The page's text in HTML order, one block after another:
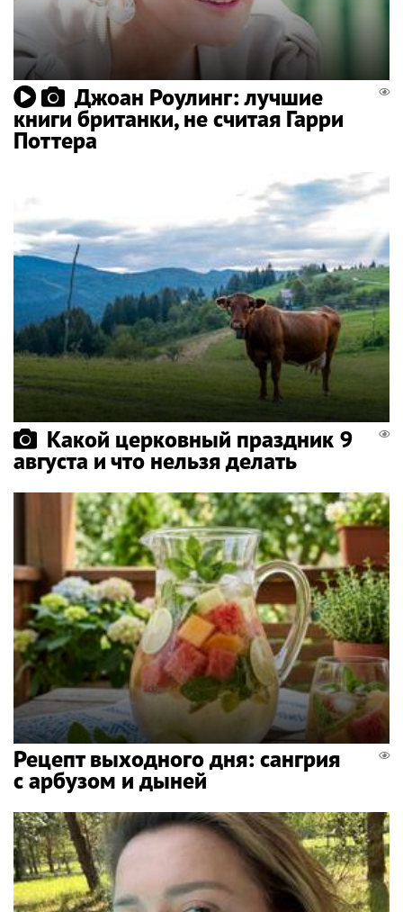
Джоан Роулинг: лучшие
книги британки, не считая Гарри
Поттера
Какой церковный праздник 9
августа и что нельзя делать
Рецепт выходного дня: сангрия
с арбузом и дыней